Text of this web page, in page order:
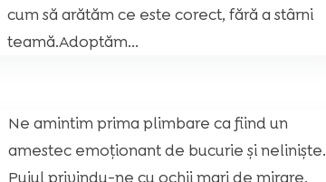
cum să arătăm ce este corect, fără a stârni
teamă.Adoptăm...
Ne amintim prima plimbare ca fiind un
amestec emoționant de bucurie și neliniște.
Puiul privindu-ne cu ochii mari de mirare,